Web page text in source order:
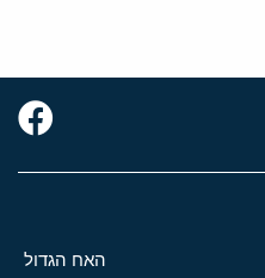
האח הגדול